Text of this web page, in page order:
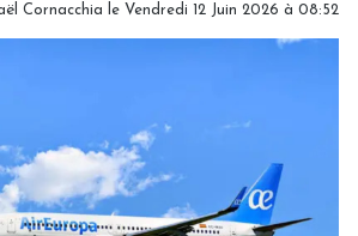
Cornacchia le Vendredi 12 Juin 2026 à 08:52